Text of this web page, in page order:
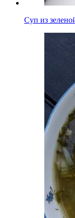
Суп из